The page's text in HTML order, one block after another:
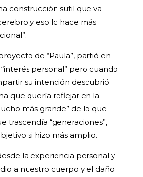
construcción sutil que va
y eso lo hace más
de “Paula”, partió en
personal” pero cuando
su intención descubrió
que quería reflejar en la
más grande” de lo que
trascendía “generaciones”,
si hizo más amplio.
la experiencia personal y
a nuestro cuerpo y el daño